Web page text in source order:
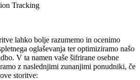
Tracking
lahko bolje razumemo in ocenimo
oglaševanja ter optimiziramo našo
V ta namen vaše šifrirane osebne
z naslednjimi zunanjimi ponudniki, če
storitve: